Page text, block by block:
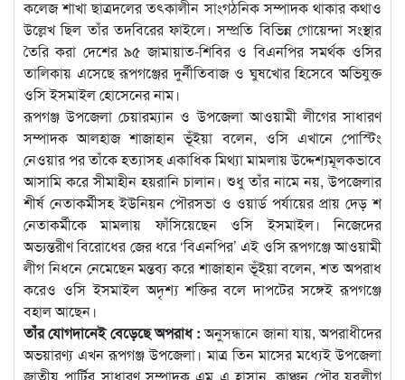
কলেজ শাখা ছাত্রদলের তৎকালীন সাংগঠনিক সম্পাদক থাকার কথাও
উল্লেখ ছিল তাঁর তদবিরের ফাইলে। সম্প্রতি বিভিন্ন গোয়েন্দা সংস্থার
তৈরি করা দেশের ৯৫ জামায়াত-শিবির ও বিএনপির সমর্থক ওসির
তালিকায় এসেছে রূপগঞ্জের দুর্নীতিবাজ ও ঘুষখোর হিসেবে অভিযুক্ত
ওসি ইসমাইল হোসেনের নাম।
রূপগঞ্জ উপজেলা চেয়ারম্যান ও উপজেলা আওয়ামী লীগের সাধারণ
সম্পাদক আলহাজ শাজাহান ভূঁইয়া বলেন, ওসি এখানে পোস্টিং
নেওয়ার পর তাঁকে হত্যাসহ একাধিক মিথ্যা মামলায় উদ্দেশ্যমূলকভাবে
আসামি করে সীমাহীন হয়রানি চালান। শুধু তাঁর নামে নয়, উপজেলার
শীর্ষ নেতাকর্মীসহ ইউনিয়ন পৌরসভা ও ওয়ার্ড পর্যায়ের প্রায় দেড় শ
নেতাকর্মীকে মামলায় ফাঁসিয়েছেন ওসি ইসমাইল। নিজেদের
অভ্যন্তরীণ বিরোধের জের ধরে ‘বিএনপির’ এই ওসি রূপগঞ্জে আওয়ামী
লীগ নিধনে নেমেছেন মন্তব্য করে শাজাহান ভূঁইয়া বলেন, শত অপরাধ
করেও ওসি ইসমাইল অদৃশ্য শক্তির বলে দাপটের সঙ্গেই রূপগঞ্জে
বহাল আছেন।
তাঁর যোগদানেই বেড়েছে অপরাধ :অনুসন্ধানে জানা যায়, অপরাধীদের
অভয়ারণ্য এখন রূপগঞ্জ উপজেলা। মাত্র তিন মাসের মধ্যেই উপজেলা